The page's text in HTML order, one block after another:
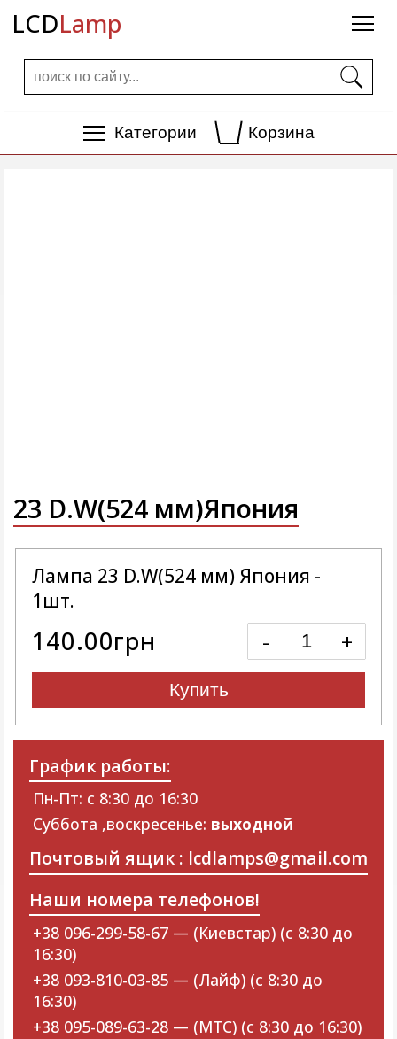
LCDLamp
Категории Корзина
23 D.W(524 мм)Япония
Лампа 23 D.W(524 мм) Япония -
1шт.
140.00грн - +
Купить
График работы:
Пн-Пт: с 8:30 до 16:30
Суббота ,воскресенье: выходной
Почтовый ящик : lcdlamps@gmail.com
Наши номера телефонов!
+38 096-299-58-67 — (Киевстар) (с 8:30 до
16:30)
+38 093-810-03-85 — (Лайф) (с 8:30 до
16:30)
+38 095-089-63-28 — (МТС) (с 8:30 до 16:30)